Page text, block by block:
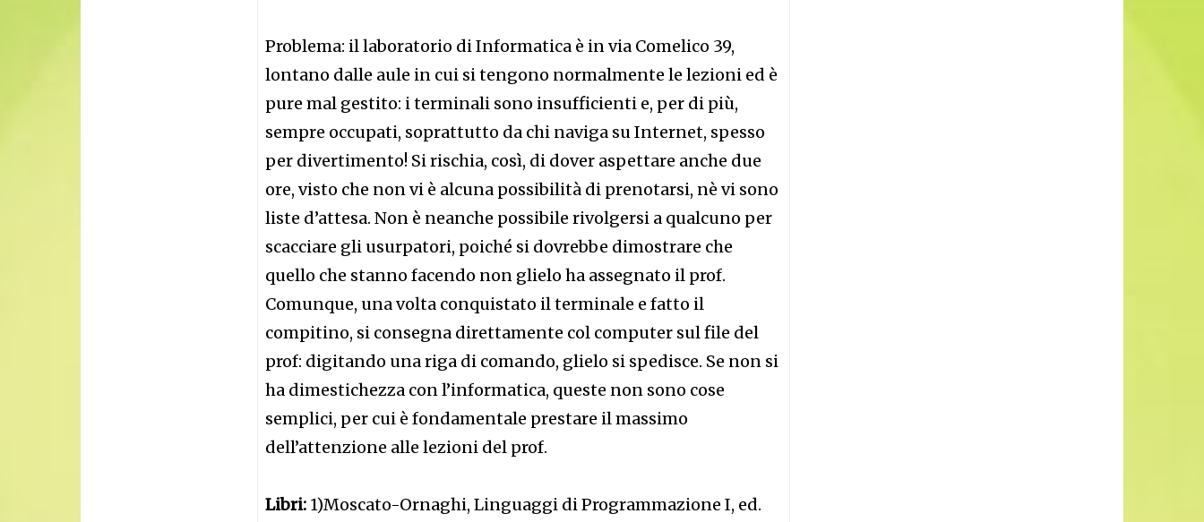
Problema: il laboratorio di Informatica è in via Comelico 39,
lontano dalle aule in cui si tengono normalmente le lezioni ed è
pure mal gestito: i terminali sono insufficienti e, per di più,
sempre occupati, soprattutto da chi naviga su Internet, spesso
per divertimento! Si rischia, così, di dover aspettare anche due
ore, visto che non vi è alcuna possibilità di prenotarsi, nè vi sono
liste d’attesa. Non è neanche possibile rivolgersi a qualcuno per
scacciare gli usurpatori, poiché si dovrebbe dimostrare che
quello che stanno facendo non glielo ha assegnato il prof.
Comunque, una volta conquistato il terminale e fatto il
compitino, si consegna direttamente col computer sul file del
prof: digitando una riga di comando, glielo si spedisce. Se non si
ha dimestichezza con l’informatica, queste non sono cose
semplici, per cui è fondamentale prestare il massimo
dell’attenzione alle lezioni del prof.
Libri: 1)Moscato-Ornaghi, Linguaggi di Programmazione I, ed.